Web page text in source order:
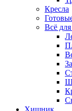
Кресла
Всё
Хищник